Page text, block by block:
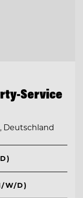
Service
Deutschland
W/D)